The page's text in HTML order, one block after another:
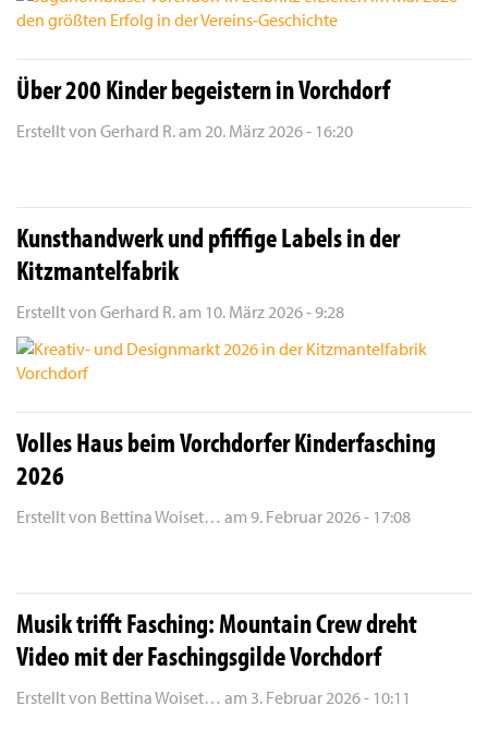
Über 200 Kinder begeistern in Vorchdorf
Erstellt von Gerhard R.am 20. März 2026 - 16:20
Kunsthandwerk und pfiffige Labels in der
Kitzmantelfabrik
Erstellt von Gerhard R.am 10. März 2026 - 9:28
Volles Haus beim Vorchdorfer Kinderfasching
2026
Erstellt von Bettina Woiset… am 9. Februar 2026 - 17:08
Musik trifft Fasching: Mountain Crew dreht
Video mit der Faschingsgilde Vorchdorf
Erstellt von Bettina Woiset… am 3. Februar 2026 - 10:11